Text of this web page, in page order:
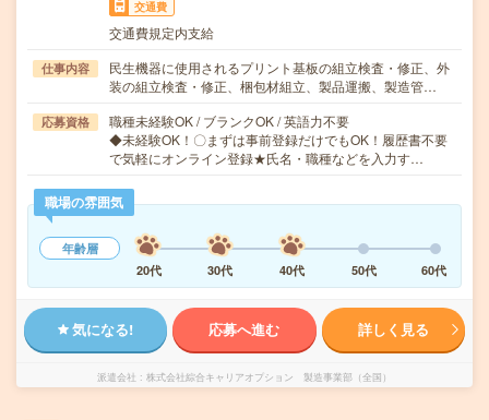
交通費
交通費規定内支給
仕事内容
民生機器に使用されるプリント基板の組立検査・修正、外
装の組立検査・修正、梱包材組立、製品運搬、製造管…
応募資格
職種未経験OK / ブランクOK / 英語力不要
◆未経験OK！〇まずは事前登録だけでもOK！履歴書不要
で気軽にオンライン登録★氏名・職種などを入力す…
職場の雰囲気
年齢層
20代
30代 40代 50代 60代
気になる! 応募へ進む 詳しく見る
派遣会社 株式会社綜合キャリアオプション 製造事業部（全国）